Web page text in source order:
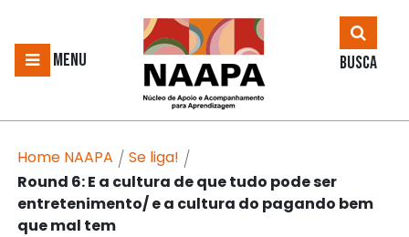
MENU BUSCA
Home NAAPA / Se liga! /
Round 6: E a cultura de que tudo pode ser
entretenimento/ e a cultura do pagando bem
que mal tem